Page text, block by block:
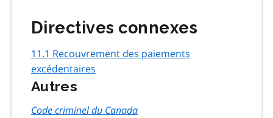
Directives connexes
11.1 Recouvrement des paiements
excédentaires
Autres
Code criminel du Canada